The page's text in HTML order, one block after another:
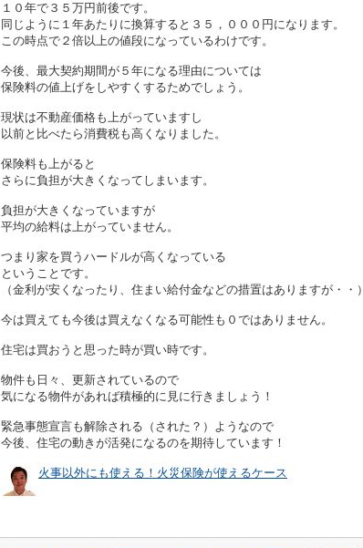
１０年で３５万円前後です。
同じように１年あたりに換算すると３５，０００円になります。
この時点で２倍以上の値段になっているわけです。
今後、最大契約期間が５年になる理由については
保険料の値上げをしやすくするためでしょう。
現状は不動産価格も上がっていますし
以前と比べたら消費税も高くなりました。
保険料も上がると
さらに負担が大きくなってしまいます。
負担が大きくなっていますが
平均の給料は上がっていません。
つまり家を買うハードルが高くなっている
ということです。
（金利が安くなったり、住まい給付金などの措置はありますが・・）
今は買えても今後は買えなくなる可能性も０ではありません。
住宅は買おうと思った時が買い時です。
物件も日々、更新されているので
気になる物件があれば積極的に見に行きましょう！
緊急事態宣言も解除される（された？）ようなので
今後、住宅の動きが活発になるのを期待しています！
火事以外にも使える！火災保険が使えるケース